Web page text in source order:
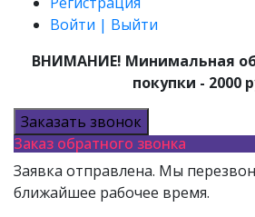
Войти | Выйти
ВНИМАНИЕ! Минимальная
покупки - 2000
Заказать звонок
Заказ обратного звонка
Заявка отправлена. Мы
ближайшее рабочее время.